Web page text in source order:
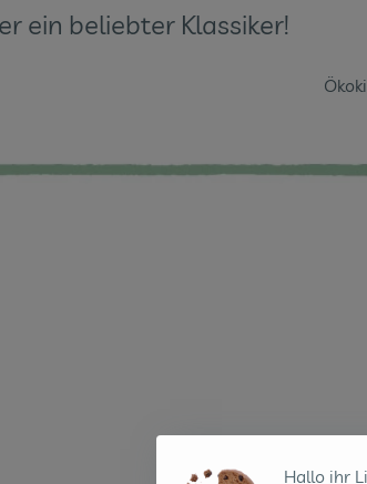
ein beliebter Klassiker!
Hallo ihr